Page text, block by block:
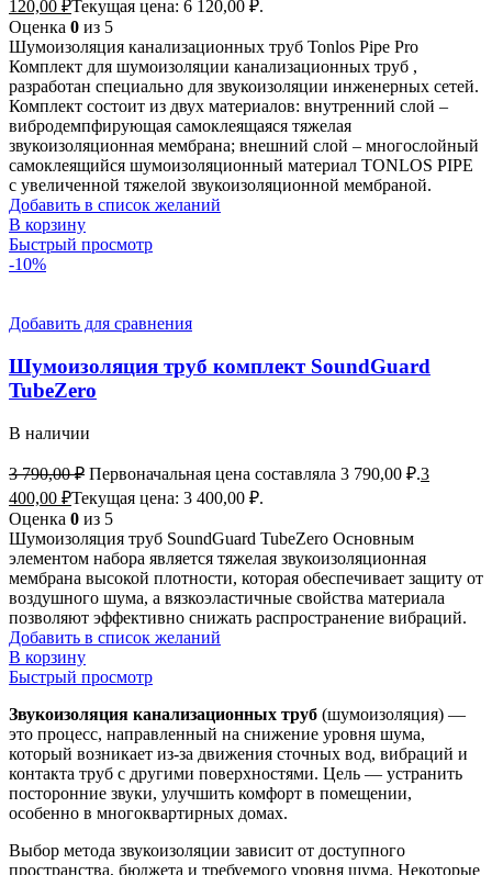
120,00 ₽Текущая цена: 6 120,00 ₽.
Оценка 0 из 5
Шумоизоляция канализационных труб Tonlos Pipe Pro
Комплект для шумоизоляции канализационных труб ,
разработан специально для звукоизоляции инженерных сетей.
Комплект состоит из двух материалов: внутренний слой –
вибродемпфирующая самоклеящаяся тяжелая
звукоизоляционная мембрана; внешний слой – многослойный
самоклеящийся шумоизоляционный материал TONLOS PIPE
с увеличенной тяжелой звукоизоляционной мембраной.
Добавить в список желаний
В корзину
Быстрый просмотр
-10%
Добавить для сравнения
Шумоизоляция труб комплект SoundGuard
TubeZero
В наличии
3 790,00₽ Первоначальная цена составляла 3 790,00 ₽.3
400,00 ₽Текущая цена: 3 400,00 ₽.
Оценка 0 из 5
Шумоизоляция труб SoundGuard TubeZero Основным
элементом набора является тяжелая звукоизоляционная
мембрана высокой плотности, которая обеспечивает защиту от
воздушного шума, а вязкоэластичные свойства материала
позволяют эффективно снижать распространение вибраций.
Добавить в список желаний
В корзину
Быстрый просмотр
Звукоизоляция канализационных труб (шумоизоляция) —
это процесс, направленный на снижение уровня шума,
который возникает из-за движения сточных вод, вибраций и
контакта труб с другими поверхностями. Цель — устранить
посторонние звуки, улучшить комфорт в помещении,
особенно в многоквартирных домах.
Выбор метода звукоизоляции зависит от доступного
пространства, бюджета и требуемого уровня шума. Некоторые